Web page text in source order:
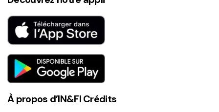
À propos d’IN&FI Crédits